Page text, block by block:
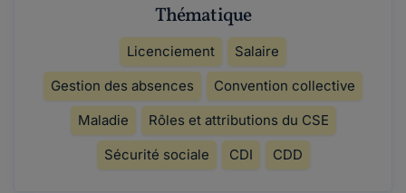
Thématique
Licenciement
Salaire
Gestion des absences
Convention collective
Maladie
Rôles et attributions du CSE
Sécurité sociale
CDI CDD